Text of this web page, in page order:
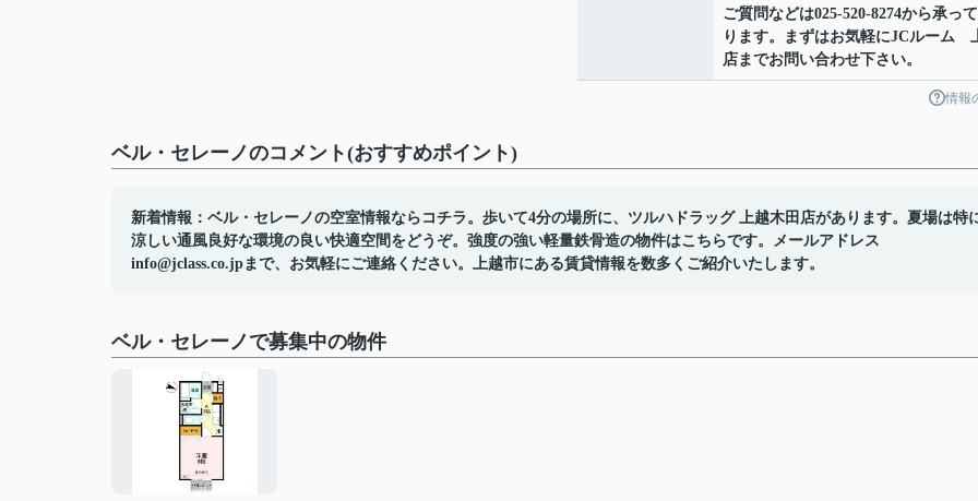
ご質問などは025-520-8274から承っ
ります。まずはお気軽にJCルーム
店までお問い合わせ下さい。
情報
ベル・セレーノのコメント(おすすめポイント)
新着情報：ベル・セレーノの空室情報ならコチラ。歩いて4分の場所に、ツルハドラッグ 上越木田店があります。夏場は特
涼しい通風良好な環境の良い快適空間をどうぞ。強度の強い軽量鉄骨造の物件はこちらです。メールアドレス
info@jclass.co.jpまで、お気軽にご連絡ください。上越市にある賃貸情報を数多くご紹介いたします。
ベル・セレーノで募集中の物件